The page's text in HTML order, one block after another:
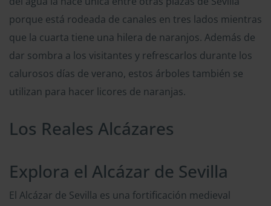
porque está rodeada de canales en tres lados mientras
que la cuarta tiene una hilera de naranjos. Además de
dar sombra a los visitantes y refrescarlos durante los
calurosos días de verano, estos árboles también se
utilizan para hacer licores de naranjas.
Los Reales Alcázares
Explora el Alcázar de Sevilla
El Alcázar de Sevilla es una fortificación medieval